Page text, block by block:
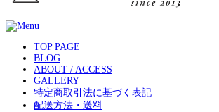
TOP PAGE
BLOG
ABOUT / ACCESS
GALLERY
特定商取引法に基づく表記
配送方法・送料